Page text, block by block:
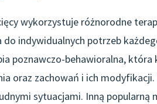
wykorzystuje różnorodne
do indywidualnych potrzeb
poznawczo-behawioralna,
oraz zachowań i ich
sytuacjami. Inną